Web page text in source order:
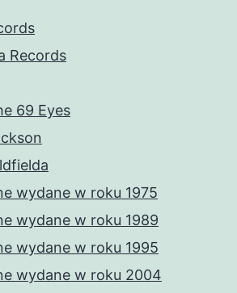
Records
69 Eyes
wydane w roku 1975
wydane w roku 1989
wydane w roku 1995
wydane w roku 2004